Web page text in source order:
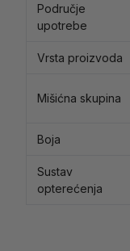
Područje
upotrebe
Vrsta proizvoda
Mišićna skupina
Boja
Sustav
opterećenja